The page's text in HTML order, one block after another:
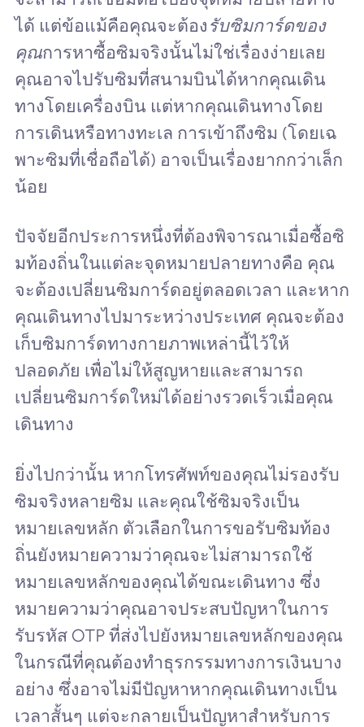
ได้ แต่ข้อแม้คือคุณจะต้อง รับซิมการ์ดของ
คุณการหาซื้อซิมจริงนั้นไม่ใช่เรื่องง่ายเลย
คุณอาจไปรับซิมที่สนามบินได้หากคุณเดิน
ทางโดยเครื่องบิน แต่หากคุณเดินทางโดย
การเดินหรือทางทะเล การเข้าถึงซิม (โดยเฉ
พาะซิมที่เชื่อถือได้) อาจเป็นเรื่องยากกว่าเล็ก
น้อย
ปัจจัยอีกประการหนึ่งที่ต้องพิจารณาเมื่อซื้อซิ
มท้องถิ่นในแต่ละจุดหมายปลายทางคือ คุณ
จะต้องเปลี่ยนซิมการ์ดอยู่ตลอดเวลา และหาก
คุณเดินทางไปมาระหว่างประเทศ คุณจะต้อง
เก็บซิมการ์ดทางกายภาพเหล่านี้ไว้ให้
ปลอดภัย เพื่อไม่ให้สูญหายและสามารถ
เปลี่ยนซิมการ์ดใหม่ได้อย่างรวดเร็วเมื่อคุณ
เดินทาง
ยิ่งไปกว่านั้น หากโทรศัพท์ของคุณไม่รองรับ
ซิมจริงหลายซิม และคุณใช้ซิมจริงเป็น
หมายเลขหลัก ตัวเลือกในการขอรับซิมท้อง
ถิ่นยังหมายความว่าคุณจะไม่สามารถใช้
หมายเลขหลักของคุณได้ขณะเดินทาง ซึ่ง
หมายความว่าคุณอาจประสบปัญหาในการ
รับรหัส OTP ที่ส่งไปยังหมายเลขหลักของคุณ
ในกรณีที่คุณต้องทำธุรกรรมทางการเงินบาง
อย่าง ซึ่งอาจไม่มีปัญหาหากคุณเดินทางเป็น
เวลาสั้นๆ แต่จะกลายเป็นปัญหาสำหรับการ